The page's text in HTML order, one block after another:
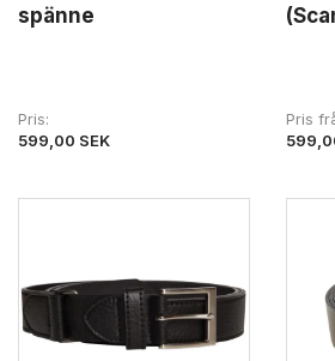
spänne
Pris
599,00 SEK
Pris